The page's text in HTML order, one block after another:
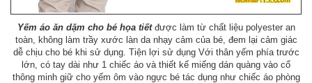
Yếm áo ăn dặm cho bé họa tiếtđược làm từ chất liệu polyester an
toàn, không làm trầy xước làn da nhạy cảm của bé, đem lại cảm giác
dễ chịu cho bé khi sử dụng. Tiện lợi sử dụng Với thân yếm phía trước
lớn, có tay dài như 1 chiếc áo và thiết kế miếng dán quàng vào cổ
thông minh giữ cho yếm ôm vào ngực bé tác dụng như chiếc áo phòng